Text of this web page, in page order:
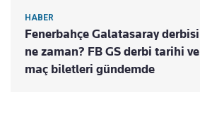
HABER
Fenerbahçe Galatasaray derbisi
ne zaman? FB GS derbi tarihi ve
maç biletleri gündemde